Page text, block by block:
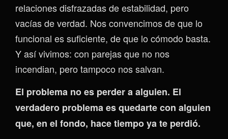
relaciones disfrazadas de estabilidad, pero
vacías de verdad. Nos convencimos de que lo
funcional es suficiente, de que lo cómodo basta.
Y así vivimos: con parejas que no nos
incendian, pero tampoco nos salvan.
El problema no es perder a alguien. El
verdadero problema es quedarte con alguien
que, en el fondo, hace tiempo ya te perdió.